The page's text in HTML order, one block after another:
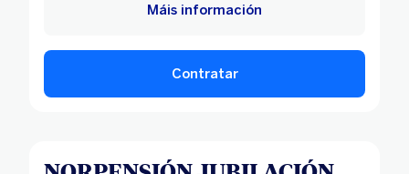
Máis información
Contratar